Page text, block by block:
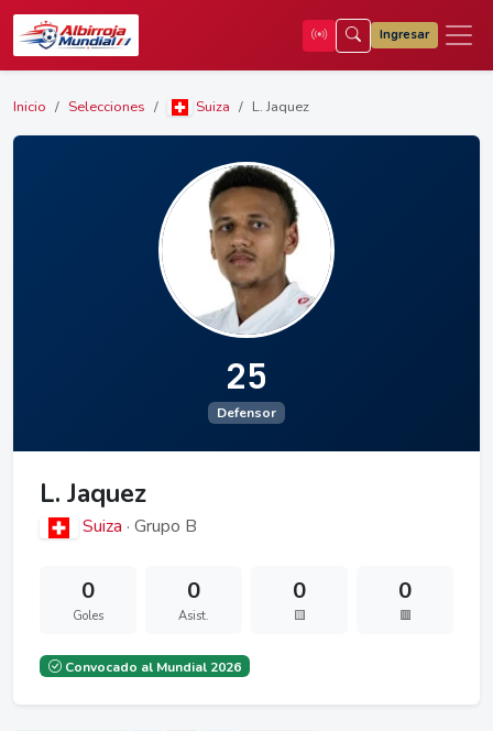
Ingresar
Inicio Selecciones Suiza L. Jaquez
25
Defensor
L. Jaquez
Suiza · Grupo B
0
Goles
0
Asist.
0
🟨
0
🟥
Convocado al Mundial 2026